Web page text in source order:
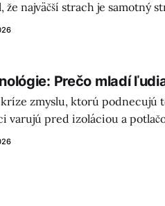
najväčší strach je samotný
Prečo mladí
zmyslu, ktorú podnecujú
varujú pred izoláciou a
byť kľúčom k hľadaniu